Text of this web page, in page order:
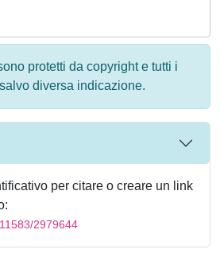
protetti da copyright e tutti i
diversa indicazione.
per citare o creare un link
2979644